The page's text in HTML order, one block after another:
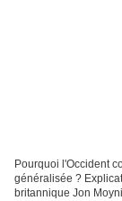
Pourquoi l'Occident
généralisée ?
britannique Jon